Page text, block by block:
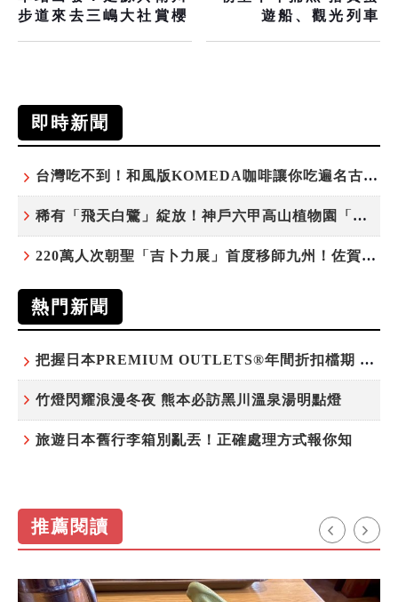
步道來去三嶋大社賞櫻
遊船、觀光列車
即時新聞
台灣吃不到！和風版KOMEDA咖啡讓你吃遍名古屋在地美食
稀有「飛天白鷺」綻放！神戶六甲高山植物園「鷺草」珍貴現身
220萬人次朝聖「吉卜力展」首度移師九州！佐賀站早鳥平日套票8/10搶先開賣
熱門新聞
把握日本PREMIUM OUTLETS®年間折扣檔期 越買越划算
竹燈閃耀浪漫冬夜 熊本必訪黑川溫泉湯明點燈
旅遊日本舊行李箱別亂丟！正確處理方式報你知
推薦閱讀